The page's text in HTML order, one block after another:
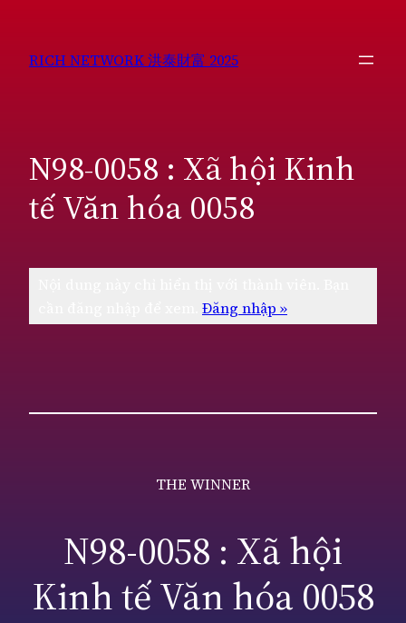
phầnRICH NETWORK 洪泰財富 2025
N98-0058 : Xã hội Kinh
tế Văn hóa 0058
Đăng nhập »
THE WINNER
N98-0058 : Xã hội
Kinh tế Văn hóa 0058